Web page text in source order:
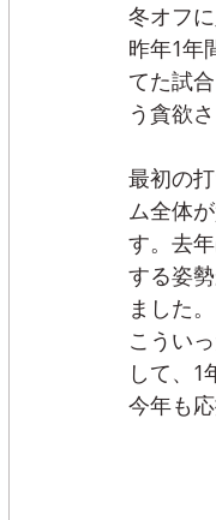
冬オフ
昨年1年
てた試
う貪欲
最初の
ム全体
す。去
する姿
ました。
こうい
して、1
今年も